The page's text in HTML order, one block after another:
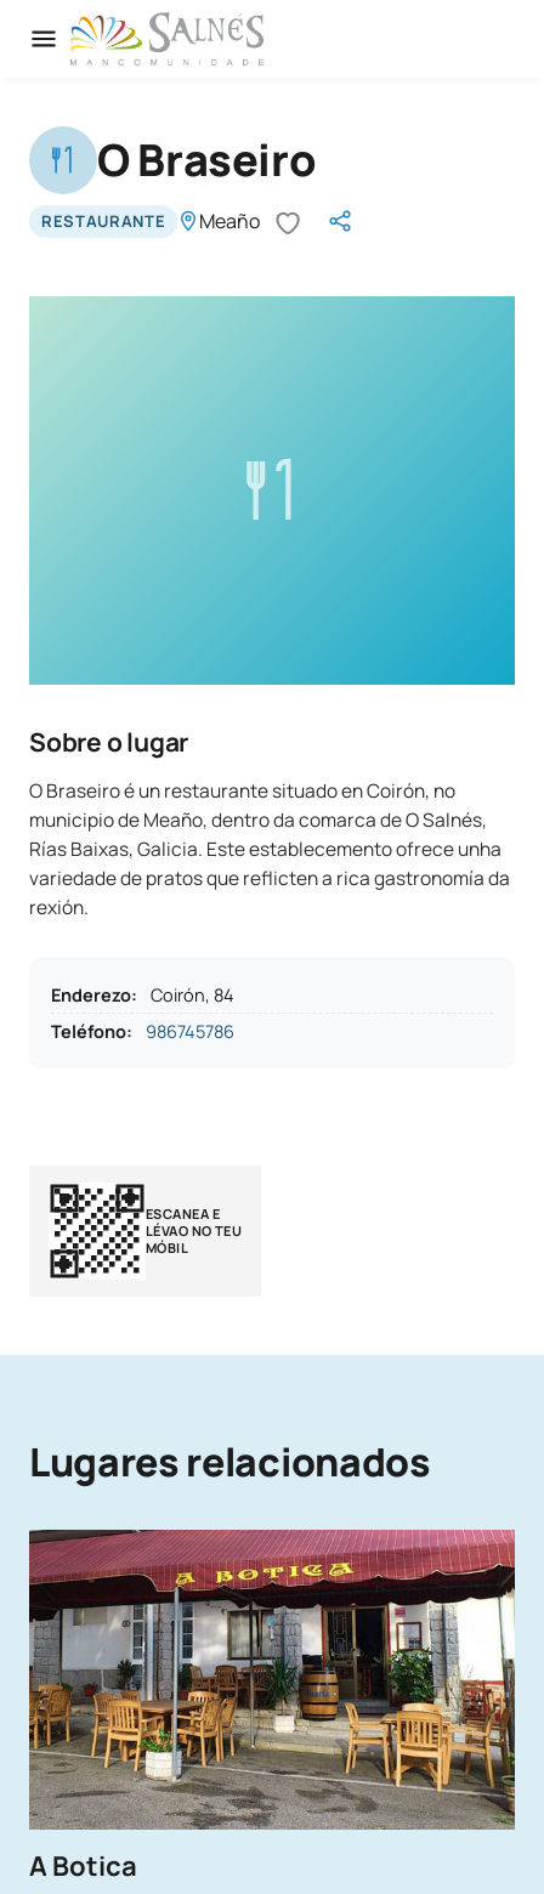
O Braseiro
RESTAURANTE Meaño
Sobre o lugar
O Braseiro é un restaurante situado en Coirón, no
municipio de Meaño, dentro da comarca de O Salnés,
Rías Baixas, Galicia. Este establecemento ofrece unha
variedade de pratos que reflicten a rica gastronomía da
rexión.
Enderezo:
Coirón, 84
Teléfono: 986745786
ESCANEA E
LÉVAO NO TEU
MÓBIL
Lugares relacionados
A Botica